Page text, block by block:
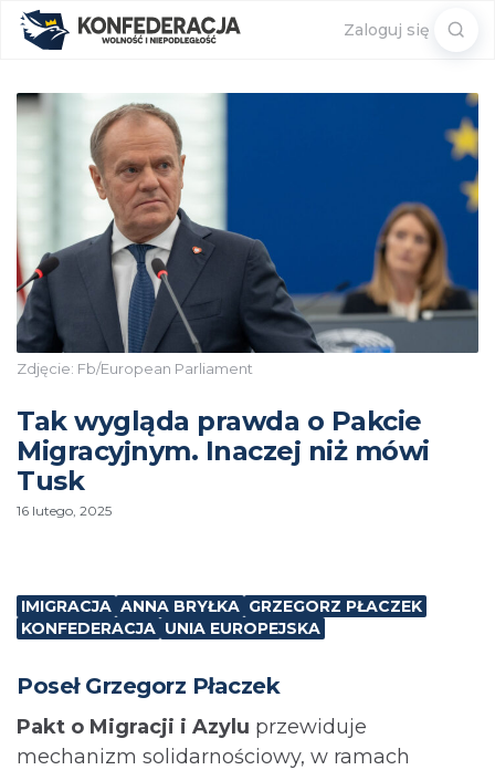
Zaloguj się
Zdjęcie: Fb/European Parliament
Tak wygląda prawda o Pakcie
Migracyjnym. Inaczej niż mówi
Tusk
16 lutego, 2025
IMIGRACJA ANNA BRYŁKA GRZEGORZ PŁACZEK
KONFEDERACJA UNIA EUROPEJSKA
Poseł Grzegorz Płaczek
Pakt o Migracji i Azylu przewiduje
mechanizm solidarnościowy, w ramach